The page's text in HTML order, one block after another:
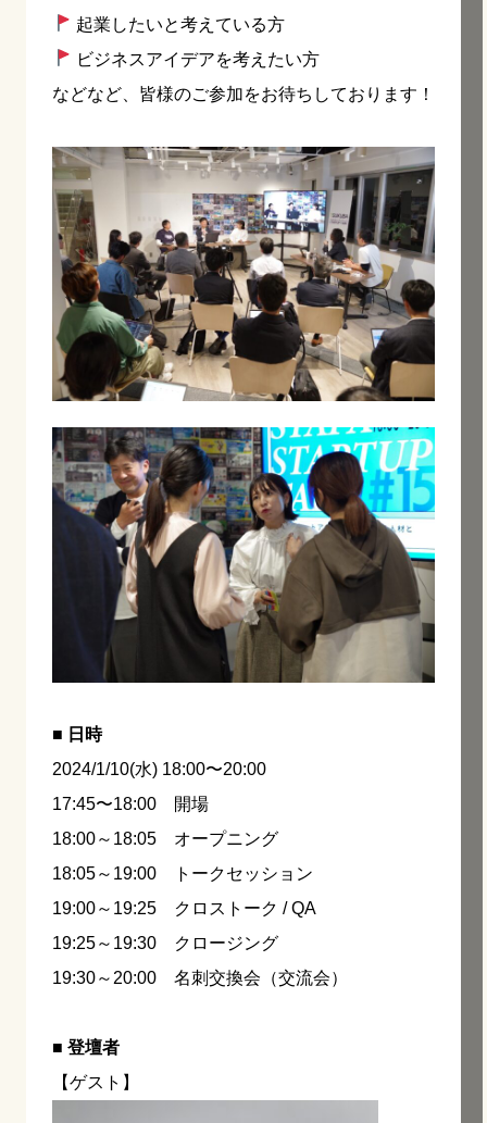
起業したいと考えている方
ビジネスアイデアを考えたい方
などなど、皆様のご参加をお待ちしております！
■ 日時
2024/1/10(水) 18:00〜20:00
17:45〜18:00 開場
18:00～18:05 オープニング
18:05～19:00 トークセッション
19:00～19:25 クロストーク / QA
19:25～19:30 クロージング
19:30～20:00 名刺交換会（交流会）
■ 登壇者
【ゲスト】